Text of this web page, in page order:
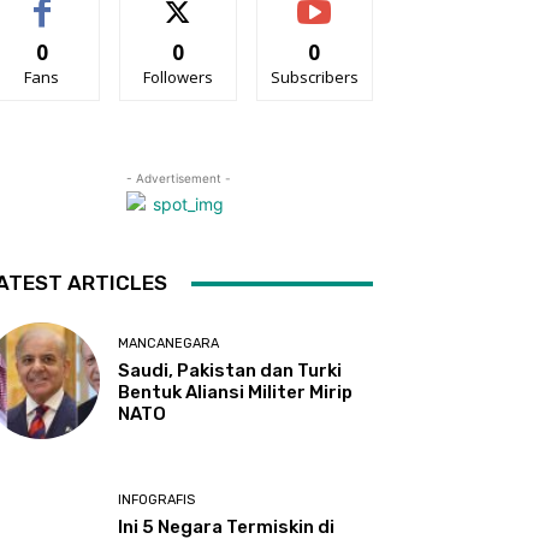
0
Fans
0
Followers
0
Subscribers
- Advertisement -
ARTICLES
MANCANEGARA
Saudi, Pakistan dan Turki
Bentuk Aliansi Militer Mirip
NATO
INFOGRAFIS
Ini 5 Negara Termiskin di